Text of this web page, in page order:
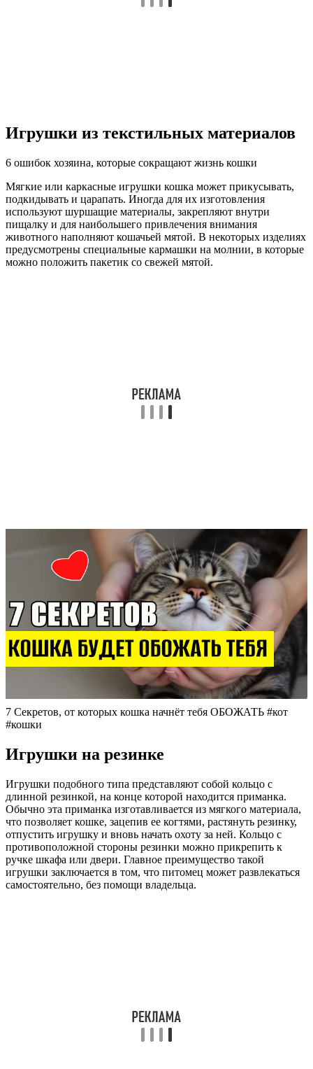
Игрушки из текстильных материалов
6 ошибок хозяина, которые сокращают жизнь кошки
Мягкие или каркасные игрушки кошка может прикусывать,
подкидывать и царапать. Иногда для их изготовления
используют шуршащие материалы, закрепляют внутри
пищалку и для наибольшего привлечения внимания
животного наполняют кошачьей мятой. В некоторых изделиях
предусмотрены специальные кармашки на молнии, в которые
можно положить пакетик со свежей мятой.
7 Секретов, от которых кошка начнёт тебя ОБОЖАТЬ #кот
#кошки
Игрушки на резинке
Игрушки подобного типа представляют собой кольцо с
длинной резинкой, на конце которой находится приманка.
Обычно эта приманка изготавливается из мягкого материала,
что позволяет кошке, зацепив ее когтями, растянуть резинку,
отпустить игрушку и вновь начать охоту за ней. Кольцо с
противоположной стороны резинки можно прикрепить к
ручке шкафа или двери. Главное преимущество такой
игрушки заключается в том, что питомец может развлекаться
самостоятельно, без помощи владельца.